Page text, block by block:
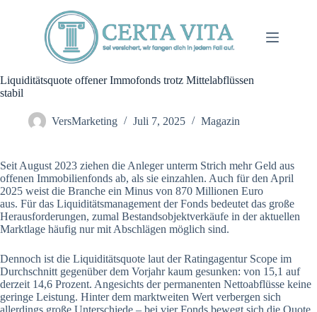
Liquiditätsquote offener Immofonds trotz Mittelabflüssen
stabil
VersMarketing Juli 7, 2025 Magazin
Seit August 2023 ziehen die Anleger unterm Strich mehr Geld aus
offenen Immobilienfonds ab, als sie einzahlen. Auch für den April
2025 weist die Branche ein Minus von 870 Millionen Euro
aus. Für das Liquiditätsmanagement der Fonds bedeutet das große
Herausforderungen, zumal Bestandsobjektverkäufe in der aktuellen
Marktlage häufig nur mit Abschlägen möglich sind.
Dennoch ist die Liquiditätsquote laut der Ratingagentur Scope im
Durchschnitt gegenüber dem Vorjahr kaum gesunken: von 15,1 auf
derzeit 14,6 Prozent. Angesichts der permanenten Nettoabflüsse keine
geringe Leistung. Hinter dem marktweiten Wert verbergen sich
allerdings große Unterschiede – bei vier Fonds bewegt sich die Quote